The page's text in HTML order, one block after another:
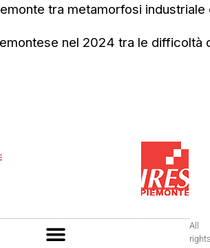
tra metamorfosi
nel 2024 tra le
All